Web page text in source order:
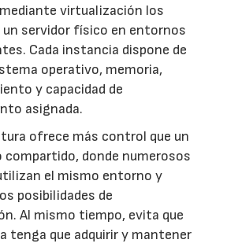
virtualización los
un servidor físico en entornos
Cada instancia dispone de
operativo, memoria,
y capacidad de
asignada.
ofrece más control que un
compartido, donde numerosos
el mismo entorno y
posibilidades de
Al mismo tiempo, evita que
tenga que adquirir y mantener